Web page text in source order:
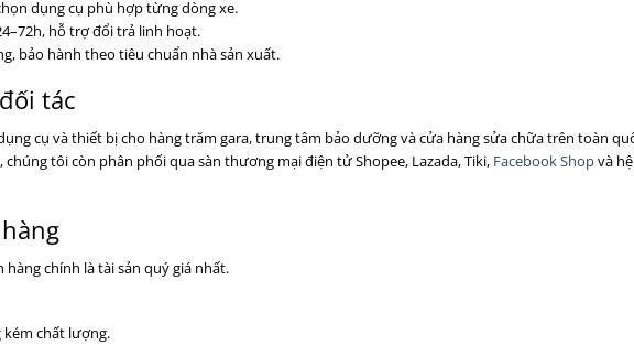
dụng cụ phù hợp từng dòng xe.
hỗ trợ đổi trả linh hoạt.
bảo hành theo tiêu chuẩn nhà sản xuất.
tác
cụ và thiết bị cho hàng trăm gara, trung tâm bảo dưỡng và cửa hàng sửa chữa trên toàn
tôi còn phân phối qua sàn thương mại điện tử Shopee, Lazada, Tiki, Facebook Shopvà hệ
chính là tài sản quý giá nhất.
kém chất lượng.